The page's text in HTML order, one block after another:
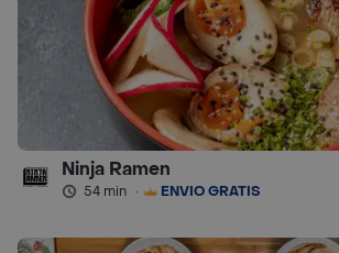
Ninja Ramen
54 min · ENVÍO GRATIS